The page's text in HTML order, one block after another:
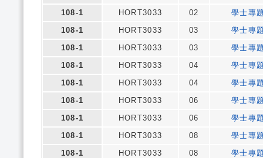
108-1
HORT3033 02
學士專
108-1
HORT3033 03
學士專
108-1
HORT3033 03
學士專
108-1
HORT3033 04
學士專
108-1
HORT3033 04
學士專
108-1
HORT3033 06
學士專
108-1
HORT3033 06
學士專
108-1
HORT3033 08
學士專
108-1
HORT3033 08
學士專